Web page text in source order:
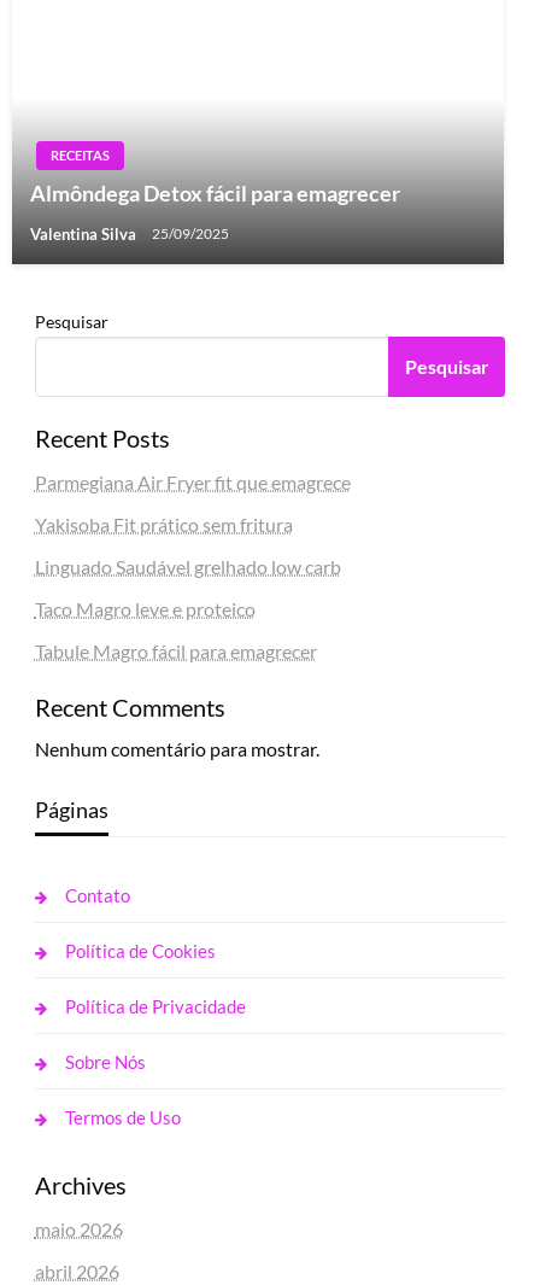
RECEITAS
Almôndega Detox fácil para emagrecer
Valentina Silva 25/09/2025
Pesquisar
Pesquisar
Recent Posts
Parmegiana Air Fryer fit que emagrece
Yakisoba Fit prático sem fritura
Linguado Saudável grelhado low carb
Taco Magro leve e proteico
Tabule Magro fácil para emagrecer
Recent Comments
Nenhum comentário para mostrar.
Páginas
Contato
Política de Cookies
Política de Privacidade
Sobre Nós
Termos de Uso
Archives
maio 2026
abril 2026